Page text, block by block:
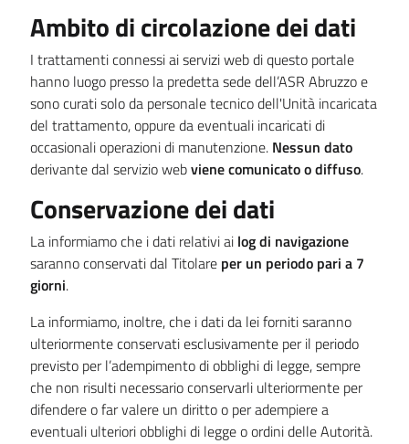
Ambito di circolazione dei dati
I trattamenti connessi ai servizi web di questo portale
hanno luogo presso la predetta sede dell’ASR Abruzzo e
sono curati solo da personale tecnico dell'Unità incaricata
del trattamento, oppure da eventuali incaricati di
occasionali operazioni di manutenzione. Nessun dato
derivante dal servizio webviene comunicato o diffuso.
Conservazione dei dati
La informiamo che i dati relativi ai log di navigazione
saranno conservati dal Titolare per un periodo pari a 7
giorni.
La informiamo, inoltre, che i dati da lei forniti saranno
ulteriormente conservati esclusivamente per il periodo
previsto per l’adempimento di obblighi di legge, sempre
che non risulti necessario conservarli ulteriormente per
difendere o far valere un diritto o per adempiere a
eventuali ulteriori obblighi di legge o ordini delle Autorità.